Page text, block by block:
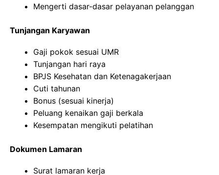
Mengerti dasar-dasar pelayanan pelanggan
Tunjangan Karyawan
Gaji pokok sesuai UMR
Tunjangan hari raya
BPJS Kesehatan dan Ketenagakerjaan
Cuti tahunan
Bonus (sesuai kinerja)
Peluang kenaikan gaji berkala
Kesempatan mengikuti pelatihan
Dokumen Lamaran
Surat lamaran kerja